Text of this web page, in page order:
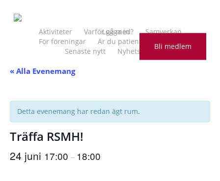
Aktiviteter Varför gå med?
Samverkan
För föreningar
Är du patient?
Kontakt
Senaste nytt
Nyhetsbrev
Logga in
Bli medlem
« Alla Evenemang
Detta evenemang har redan ägt rum.
Träffa RSMH!
24 juni 17:00 – 18:00